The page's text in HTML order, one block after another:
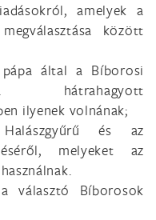
amelyek a
között
által a Bíborosi
hátrahagyott
ilyenek volnának;
és az
melyeket az
választó Bíborosok